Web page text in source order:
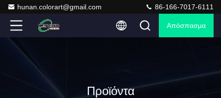
hunan.colorart@gmail.com 86-166-7017-6111
Απόσπασμα
Προϊόντα